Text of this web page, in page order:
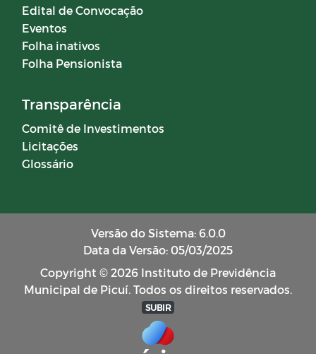
Edital de Convocação
Eventos
Folha inativos
Folha Pensionista
Transparência
Comitê de Investimentos
Licitações
Glossário
Versão do Sistema: 6.0.0
Data da Versão: 05/03/2025
Copyright © 2026 Instituto de Previdência
Municipal de Picuí. Todos os direitos reservados.
SUBIR